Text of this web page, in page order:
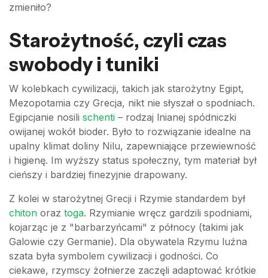
zmieniło?
Starożytność, czyli czas
swobody i tuniki
W kolebkach cywilizacji, takich jak starożytny Egipt,
Mezopotamia czy Grecja, nikt nie słyszał o spodniach.
Egipcjanie nosili schenti – rodzaj lnianej spódniczki
owijanej wokół bioder. Było to rozwiązanie idealne na
upalny klimat doliny Nilu, zapewniające przewiewność
i higienę. Im wyższy status społeczny, tym materiał był
cieńszy i bardziej finezyjnie drapowany.
Z kolei w starożytnej Grecji i Rzymie standardem był
chiton oraz toga. Rzymianie wręcz gardzili spodniami,
kojarząc je z "barbarzyńcami" z północy (takimi jak
Galowie czy Germanie). Dla obywatela Rzymu luźna
szata była symbolem cywilizacji i godności. Co
ciekawe, rzymscy żołnierze zaczęli adaptować krótkie